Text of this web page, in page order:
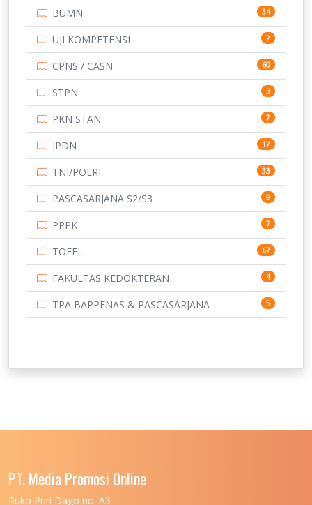
345
UNIVERSITAS AIRLANGGA 15
16
15
15
14
14
UNIVERSITAS CENDRAWASIH 14
15
219
11
134
UNIVERSITAS JEMBER
UNIVERSITAS MALIKUSSALEH
UNIVERSITAS MARITIM RAJA ALI HAJI
BUMN 34
UJI KOMPETENSI 7
CPNS / CASN 60
STPN 3
PKN STAN 7
IPDN 17
TNI/POLRI 33
PASCASARJANA S2/S3 9
PPPK 7
TOEFL 67
FAKULTAS KEDOKTERAN 4
TPA BAPPENAS & PASCASARJANA 5
PT. Media Promosi Online
Ruko Puri Dago no. A3